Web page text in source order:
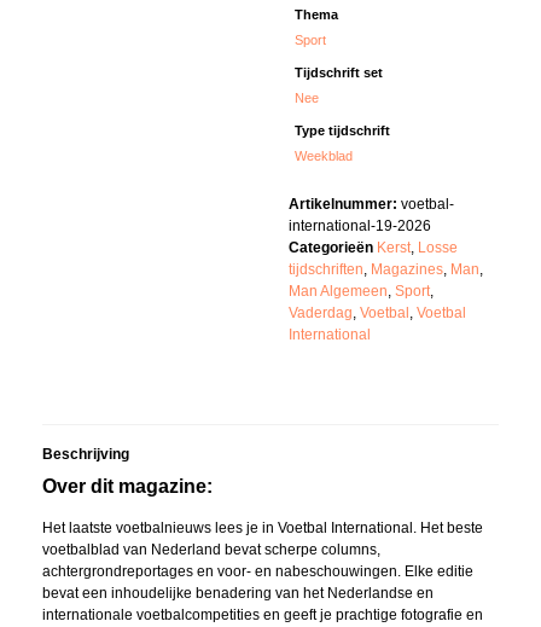
Thema
Sport
Tijdschrift set
Nee
Type tijdschrift
Weekblad
Artikelnummer: voetbal-
international-19-2026
Categorieën Kerst, Losse
tijdschriften, Magazines, Man,
Man Algemeen, Sport,
Vaderdag, Voetbal , Voetbal
International
Beschrijving
Over dit magazine:
Het laatste voetbalnieuws lees je in Voetbal International. Het beste
voetbalblad van Nederland bevat scherpe columns,
achtergrondreportages en voor- en nabeschouwingen. Elke editie
bevat een inhoudelijke benadering van het Nederlandse en
internationale voetbalcompetities en geeft je prachtige fotografie en